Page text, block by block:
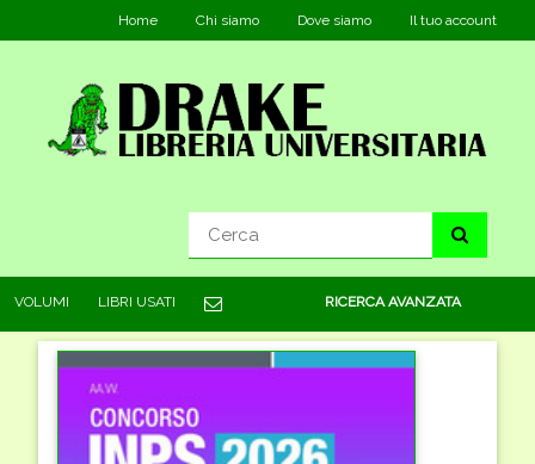
Home Chi siamo Dove siamo Il tuo account
VOLUMI LIBRI USATI RICERCA AVANZATA